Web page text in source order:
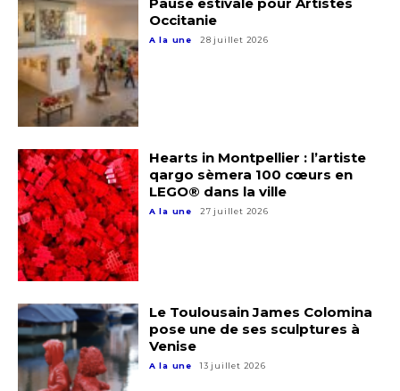
Adresse email*
Nom
Statut / Organisation
J'accepte lestermes et conditions
* Champ obligatoire
Adresse email*
Nom
Prénom
Statut / Organisation
Occitanie
A la une 28 juillet 2026
Hearts in Montpellier : l’artiste
qargo sèmera 100 cœurs en
LEGO® dans la ville
A la une 27 juillet 2026
Le Toulousain James Colomina
pose une de ses sculptures à
Venise
A la une 13 juillet 2026